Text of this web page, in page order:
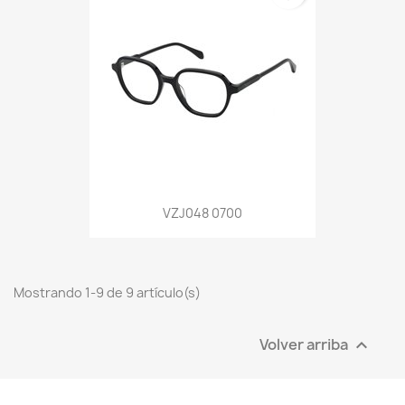
VZJ048 0700
Mostrando 1-9 de 9 artículo(s)
Volver arriba 